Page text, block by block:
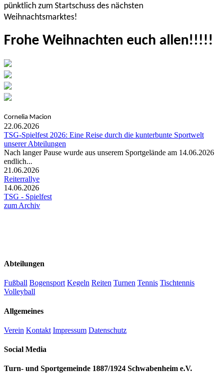
pünktlich zum Startschuss des nächsten
Weihnachtsmarktes!
Frohe Weihnachten euch allen!!!!!
Cornelia Macion
22.06.2026
TSG-Spielfest 2026: Eine Reise durch die kunterbunte Sportwelt
unserer Abteilungen
Nach langer Pause wurde aus unserem Sportgelände am 14.06.2026
endlich...
21.06.2026
Reiterrallye
14.06.2026
TSG - Spielfest
zum Archiv
Abteilungen
Fußball Bogensport Kegeln Reiten Turnen Tennis Tischtennis
Volleyball
Allgemeines
Verein Kontakt Impressum Datenschutz
Social Media
Turn- und Sportgemeinde 1887/1924 Schwabenheim e.V.